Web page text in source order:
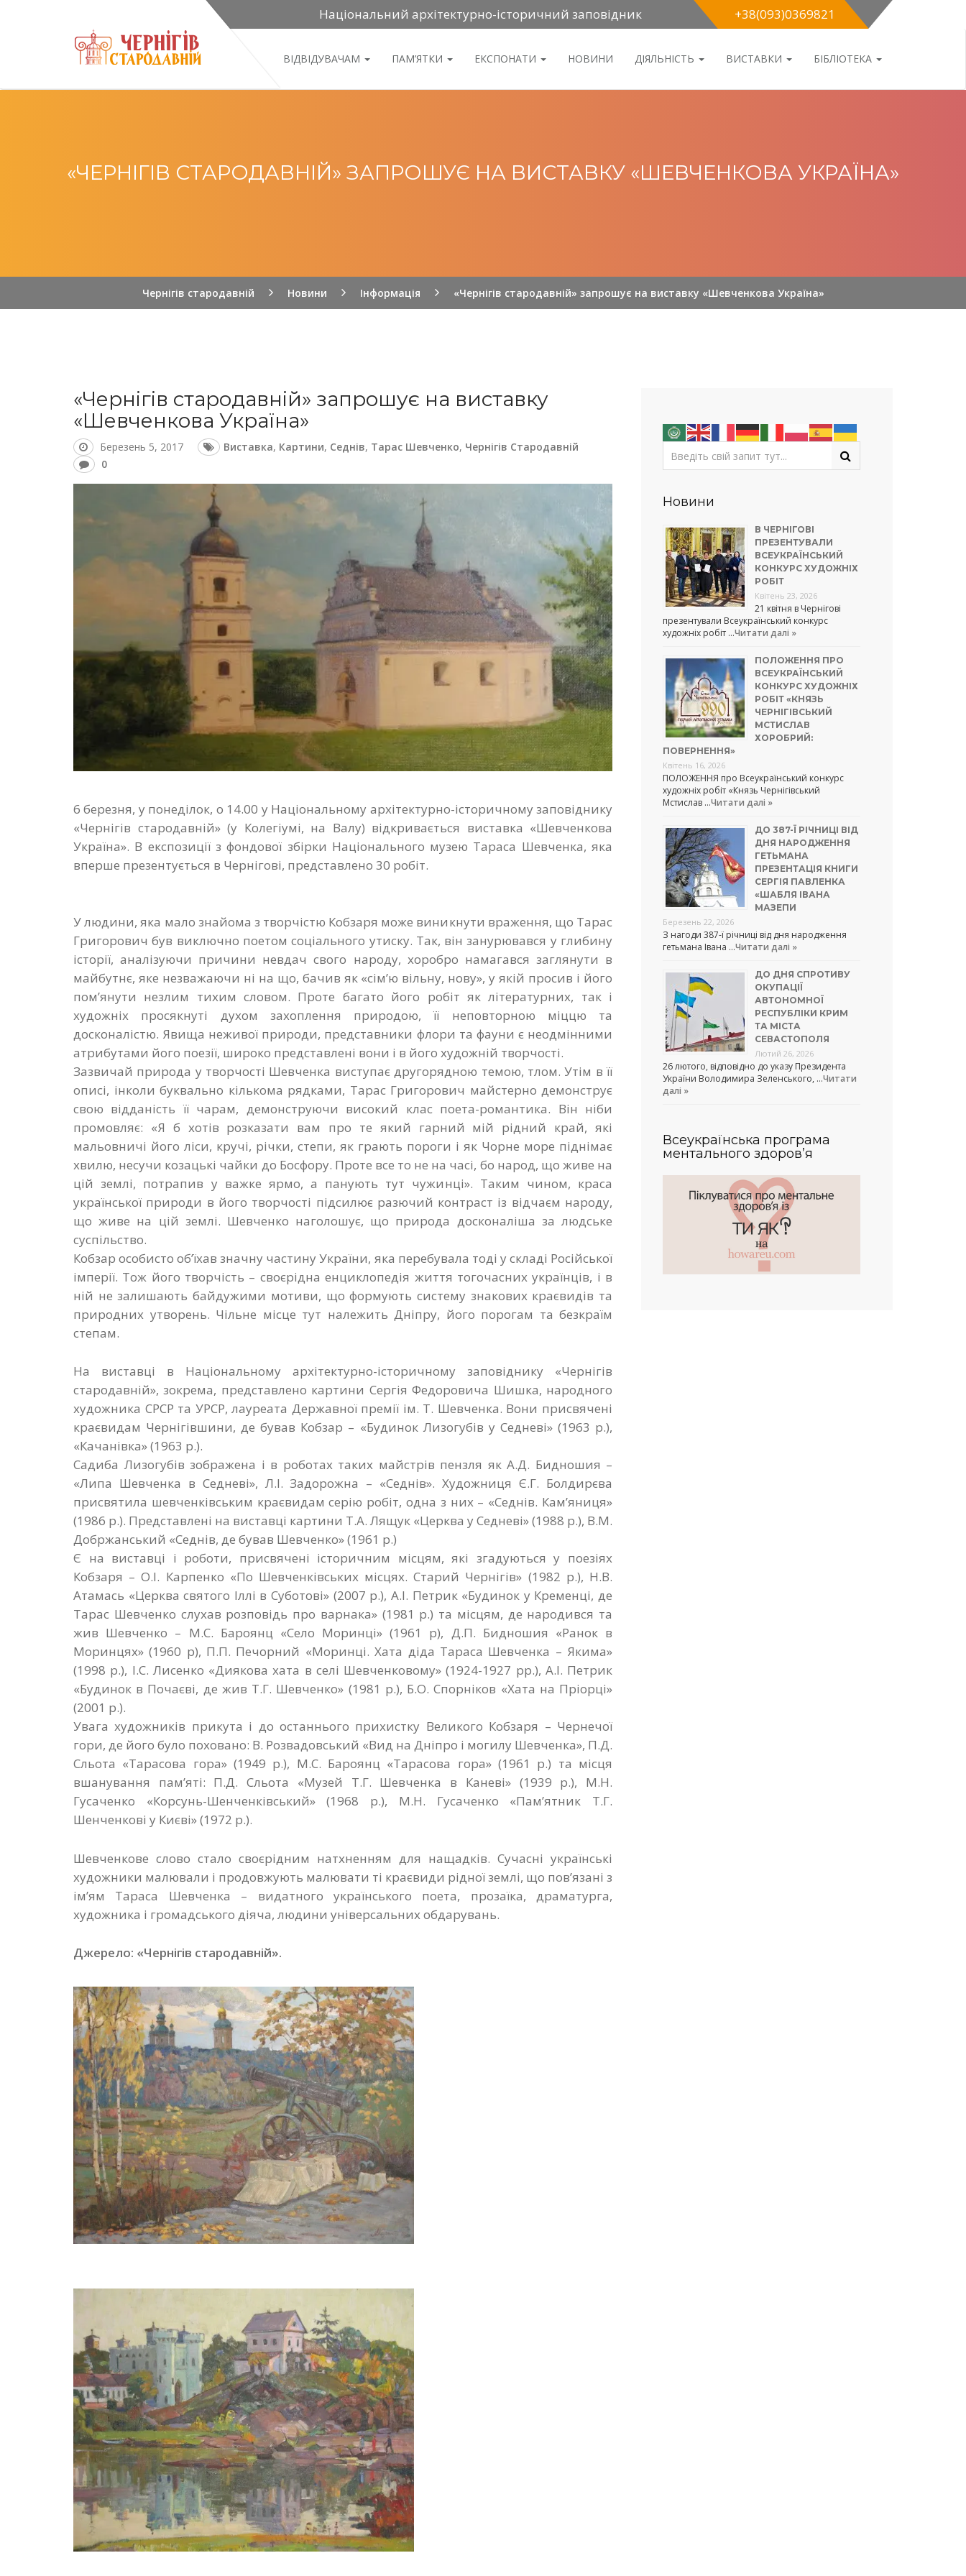
Національний архітектурно-історичний заповідник +38(093)0369821
ВІДВІДУВАЧАМ ПАМ’ЯТКИ ЕКСПОНАТИ НОВИНИ ДІЯЛЬНІСТЬ ВИСТАВКИ БІБЛІОТЕКА
«ЧЕРНІГІВ СТАРОДАВНІЙ» ЗАПРОШУЄ НА ВИСТАВКУ «ШЕВЧЕНКОВА УКРАЇНА»
Чернігів стародавній Новини Інформація «Чернігів стародавній» запрошує на виставку «Шевченкова Україна»
«Чернігів стародавній» запрошує на виставку
«Шевченкова Україна»
Березень 5, 2017 Виставка, Картини, Седнів, Тарас Шевченко, Чернігів Стародавній
0
6 березня, у понеділок, о 14.00 у Національному архітектурно-історичному заповіднику
«Чернігів стародавній» (у Колегіумі, на Валу) відкривається виставка «Шевченкова
Україна». В експозиції з фондової збірки Національного музею Тараса Шевченка, яка
вперше презентується в Чернігові, представлено 30 робіт.
У людини, яка мало знайома з творчістю Кобзаря може виникнути враження, що Тарас
Григорович був виключно поетом соціального утиску. Так, він занурювався у глибину
історії, аналізуючи причини невдач свого народу, хоробро намагався заглянути в
майбутнє, яке незважаючи ні на що, бачив як «сім’ю вільну, нову», у якій просив і його
пом’янути незлим тихим словом. Проте багато його робіт як літературних, так і
художніх просякнуті духом захоплення природою, її неповторною міццю та
досконалістю. Явища неживої природи, представники флори та фауни є неодмінними
атрибутами його поезії, широко представлені вони і в його художній творчості.
Зазвичай природа у творчості Шевченка виступає другорядною темою, тлом. Утім в її
описі, інколи буквально кількома рядками, Тарас Григорович майстерно демонструє
свою відданість її чарам, демонструючи високий клас поета-романтика. Він ніби
промовляє: «Я б хотів розказати вам про те який гарний мій рідний край, які
мальовничі його ліси, кручі, річки, степи, як грають пороги і як Чорне море піднімає
хвилю, несучи козацькі чайки до Босфору. Проте все то не на часі, бо народ, що живе на
цій землі, потрапив у важке ярмо, а панують тут чужинці». Таким чином, краса
української природи в його творчості підсилює разючий контраст із відчаєм народу,
що живе на цій землі. Шевченко наголошує, що природа досконаліша за людське
суспільство.
Кобзар особисто об’їхав значну частину України, яка перебувала тоді у складі Російської
імперії. Тож його творчість – своєрідна енциклопедія життя тогочасних українців, і в
ній не залишають байдужими мотиви, що формують систему знакових краєвидів та
природних утворень. Чільне місце тут належить Дніпру, його порогам та безкраїм
степам.
На виставці в Національному архітектурно-історичному заповіднику «Чернігів
стародавній», зокрема, представлено картини Сергія Федоровича Шишка, народного
художника СРСР та УРСР, лауреата Державної премії ім. Т. Шевченка. Вони присвячені
краєвидам Чернігівшини, де бував Кобзар – «Будинок Лизогубів у Седневі» (1963 р.),
«Качанівка» (1963 р.).
Садиба Лизогубів зображена і в роботах таких майстрів пензля як А.Д. Бидношия –
«Липа Шевченка в Седневі», Л.І. Задорожна – «Седнів». Художниця Є.Г. Болдирєва
присвятила шевченківським краєвидам серію робіт, одна з них – «Седнів. Кам’яниця»
(1986 р.). Представлені на виставці картини Т.А. Лящук «Церква у Седневі» (1988 р.), В.М.
Добржанський «Седнів, де бував Шевченко» (1961 р.)
Є на виставці і роботи, присвячені історичним місцям, які згадуються у поезіях
Кобзаря – О.І. Карпенко «По Шевченківських місцях. Старий Чернігів» (1982 р.), Н.В.
Атамась «Церква святого Іллі в Суботові» (2007 р.), А.І. Петрик «Будинок у Кременці, де
Тарас Шевченко слухав розповідь про варнака» (1981 р.) та місцям, де народився та
жив Шевченко – М.С. Бароянц «Село Моринці» (1961 р), Д.П. Бидношия «Ранок в
Моринцях» (1960 р), П.П. Печорний «Моринці. Хата діда Тараса Шевченка – Якима»
(1998 р.), І.С. Лисенко «Диякова хата в селі Шевченковому» (1924-1927 рр.), А.І. Петрик
«Будинок в Почаєві, де жив Т.Г. Шевченко» (1981 р.), Б.О. Спорніков «Хата на Пріорці»
(2001 р.).
Увага художників прикута і до останнього прихистку Великого Кобзаря – Чернечої
гори, де його було поховано: В. Розвадовський «Вид на Дніпро і могилу Шевченка», П.Д.
Сльота «Тарасова гора» (1949 р.), М.С. Бароянц «Тарасова гора» (1961 р.) та місця
вшанування пам’яті: П.Д. Сльота «Музей Т.Г. Шевченка в Каневі» (1939 р.), М.Н.
Гусаченко «Корсунь-Шенченківський» (1968 р.), М.Н. Гусаченко «Пам’ятник Т.Г.
Шенченкові у Києві» (1972 р.).
Шевченкове слово стало своєрідним натхненням для нащадків. Сучасні українські
художники малювали і продовжують малювати ті краєвиди рідної землі, що пов’язані з
ім’ям Тараса Шевченка – видатного українського поета, прозаїка, драматурга,
художника і громадського діяча, людини універсальних обдарувань.
Джерело: «Чернігів стародавній».
Новини
В ЧЕРНІГОВІ
ПРЕЗЕНТУВАЛИ
ВСЕУКРАЇНСЬКИЙ
КОНКУРС ХУДОЖНІХ
РОБІТ
Квітень 23, 2026
21 квітня в Чернігові
презентували Всеукраїнський конкурс
художніх робіт …Читати далі »
ПОЛОЖЕННЯ ПРО
ВСЕУКРАЇНСЬКИЙ
КОНКУРС ХУДОЖНІХ
РОБІТ «КНЯЗЬ
ЧЕРНІГІВСЬКИЙ
МСТИСЛАВ
ХОРОБРИЙ:
ПОВЕРНЕННЯ»
Квітень 16, 2026
ПОЛОЖЕННЯ про Всеукраїнський конкурс
художніх робіт «Князь Чернігівський
Мстислав …Читати далі »
ДО 387-Ї РІЧНИЦІ ВІД
ДНЯ НАРОДЖЕННЯ
ГЕТЬМАНА
ПРЕЗЕНТАЦІЯ КНИГИ
СЕРГІЯ ПАВЛЕНКА
«ШАБЛЯ ІВАНА
МАЗЕПИ
Березень 22, 2026
З нагоди 387-ї річниці від дня народження
гетьмана Івана …Читати далі »
ДО ДНЯ СПРОТИВУ
ОКУПАЦІЇ
АВТОНОМНОЇ
РЕСПУБЛІКИ КРИМ
ТА МІСТА
СЕВАСТОПОЛЯ
Лютий 26, 2026
26 лютого, відповідно до указу Президента
України Володимира Зеленського, …Читати
далі »
Всеукраїнська програма
ментального здоров’я